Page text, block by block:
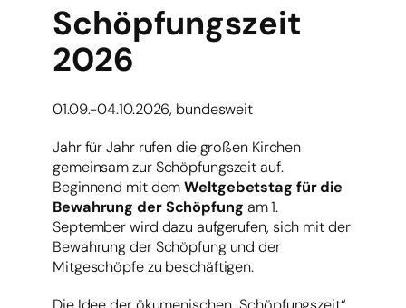
Schöpfungszeit
2026
01.09.-04.10.2026, bundesweit
Jahr für Jahr rufen die großen Kirchen
gemeinsam zur Schöpfungszeit auf.
Beginnend mit demWeltgebetstag für die
Bewahrung der Schöpfung am 1.
September wird dazu aufgerufen, sich mit der
Bewahrung der Schöpfung und der
Mitgeschöpfe zu beschäftigen.